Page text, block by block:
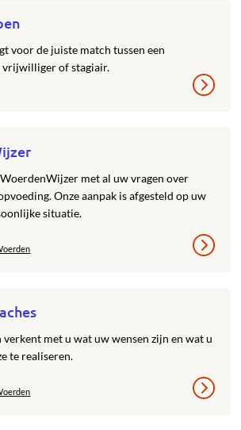
voor de juiste match tussen een
vrijwilliger of stagiair.
met al uw vragen over
Onze aanpak is afgesteld op uw
situatie.
verkent met u wat uw wensen zijn en wat u
te realiseren.